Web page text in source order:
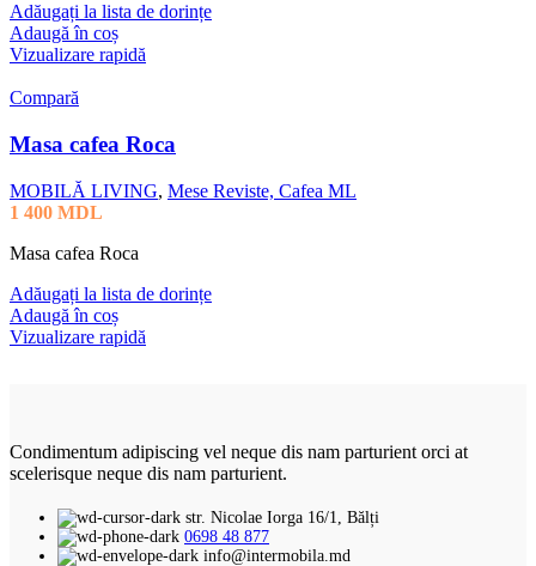
Adăugați la lista de dorințe
Adaugă în coș
Vizualizare rapidă
Compară
Masa cafea Roca
MOBILĂ LIVING, Mese Reviste, Cafea ML
1 400 MDL
Masa cafea Roca
Adăugați la lista de dorințe
Adaugă în coș
Vizualizare rapidă
Condimentum adipiscing vel neque dis nam parturient orci at
scelerisque neque dis nam parturient.
str. Nicolae Iorga 16/1, Bălți
0698 48 877
info@intermobila.md